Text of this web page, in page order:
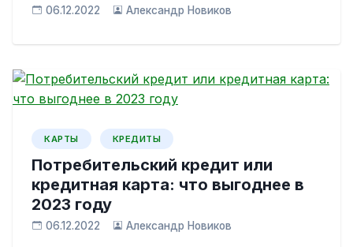
06.12.2022 Александр Новиков
КАРТЫ КРЕДИТЫ
Потребительский кредит или
кредитная карта: что выгоднее в
2023 году
06.12.2022 Александр Новиков